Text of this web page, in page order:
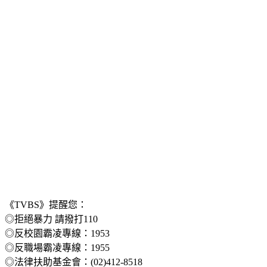
《TVBS》提醒您：
◎拒絕暴力 請撥打110
◎反校園霸凌專線：1953
◎反職場霸凌專線：1955
◎法律扶助基金會：(02)412-8518